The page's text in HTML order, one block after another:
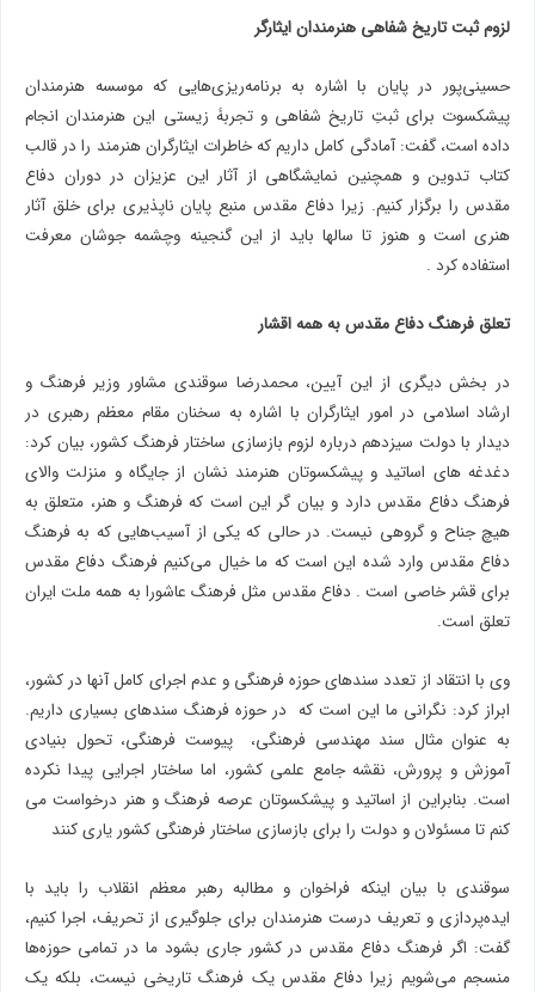
لزوم ثبت تاریخ شفاهی هنرمندان ایثارگر
حسینی‌پور در پایان با اشاره به برنامه‌ریزی‌هایی که موسسه هنرمندان
پیشکسوت برای ثبتِ تاریخ شفاهی و تجربۀ زیستی این هنرمندان انجام
داده است، گفت: آمادگی کامل داریم که خاطرات ایثارگران هنرمند را در قالب
کتاب تدوین و همچنین نمایشگاهی از آثار این عزیزان در دوران دفاع
مقدس را برگزار کنیم. زیرا دفاع مقدس منبع پایان ناپذیری برای خلق آثار
هنری است و هنوز تا سالها باید از این گنجینه وچشمه جوشان معرفت
استفاده کرد .
تعلق فرهنگ دفاع مقدس به همه اقشار
در بخش دیگری از این آیین، محمدرضا سوقندی مشاور وزیر فرهنگ و
ارشاد اسلامی در امور ایثارگران با اشاره به سخنان مقام معظم رهبری در
دیدار با دولت سیزدهم درباره لزوم بازسازی ساختار فرهنگ کشور، بیان کرد:
دغدغه های اساتید و پیشکسوتان هنرمند نشان از جایگاه و منزلت والای
فرهنگ دفاع مقدس دارد و بیان گر این است که فرهنگ و هنر، متعلق به
هیچ جناح و گروهی نیست. در حالی که یکی از آسیب‌هایی که به فرهنگ
دفاع مقدس وارد شده این است که ما خیال می‌کنیم فرهنگ دفاع مقدس
برای قشر خاصی است . دفاع مقدس مثل فرهنگ عاشورا به همه ملت ایران
تعلق است.
وی با انتقاد از تعدد سندهای حوزه فرهنگی و عدم اجرای کامل آنها در کشور،
ابراز کرد: نگرانی ما این است که در حوزه فرهنگ سندهای بسیاری داریم.
به عنوان مثال سند مهندسی فرهنگی، پیوست فرهنگی، تحول بنیادی
آموزش و پرورش، نقشه جامع علمی کشور، اما ساختار اجرایی پیدا نکرده
است. بنابراین از اساتید و پیشکسوتان عرصه فرهنگ و هنر درخواست می
کنم تا مسئولان و دولت را برای بازسازی ساختار فرهنگی کشور یاری کنند
سوقندی با بیان اینکه فراخوان و مطالبه رهبر معظم انقلاب را باید با
ایده‌پردازی و تعریف درست هنرمندان برای جلوگیری از تحریف، اجرا کنیم،
گفت: اگر فرهنگ دفاع مقدس در کشور جاری بشود ما در تمامی حوزه‌ها
منسجم می‌شویم زیرا دفاع مقدس یک فرهنگ تاریخی نیست، بلکه یک